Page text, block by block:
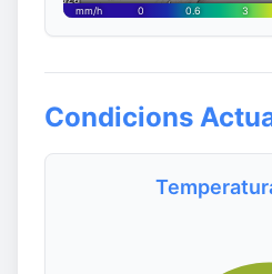
Condicions